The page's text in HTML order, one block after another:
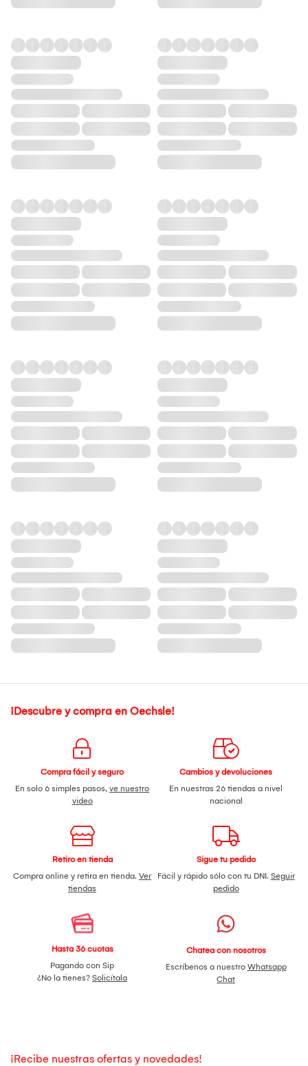
¡Descubre y compra en Oechsle!
Compra fácil y seguro
En solo 6 simples pasos, ve nuestro
video
Cambios y devoluciones
En nuestras 26 tiendas a nivel
nacional
Retiro en tienda
Compra online y retira en tienda. Ver
tiendas
Sigue tu pedido
Fácil y rápido sólo con tu DNI. Seguir
pedido
Hasta 36 cuotas
Pagando con Sip
¿No la tienes? Solicítala
Chatea con nosotros
Escríbenos a nuestro Whatsapp
Chat
¡Recibe nuestras ofertas y novedades!